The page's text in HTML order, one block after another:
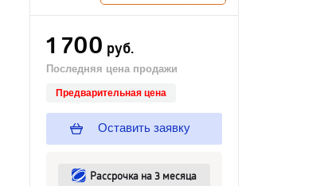
1 700 руб.
Последняя цена продажи
Предварительная цена
Оставить заявку
Рассрочка на 3 месяца